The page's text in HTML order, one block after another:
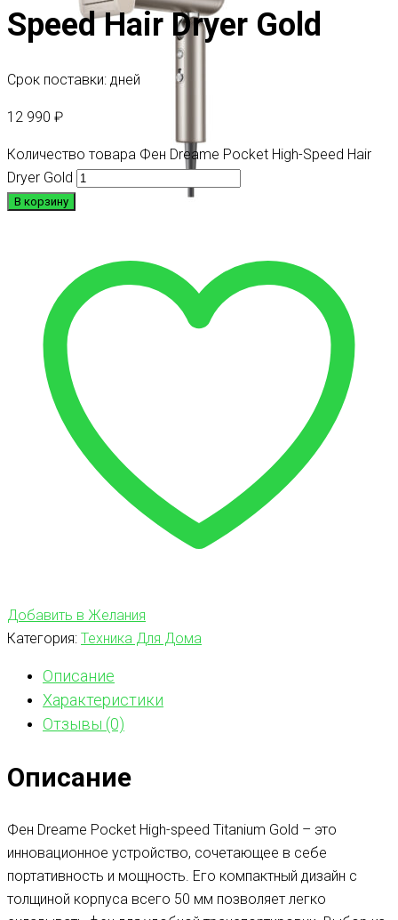
Speed Hair Dryer Gold
Срок поставки: дней
12 990 ₽
Количество товара Фен Dreame Pocket High-Speed Hair
Dryer Gold
В корзину
Добавить в Желания
Категория: Техника Для Дома
Описание
Характеристики
Отзывы (0)
Описание
Фен Dreame Pocket High-speed Titanium Gold – это
инновационное устройство, сочетающее в себе
портативность и мощность. Его компактный дизайн с
толщиной корпуса всего 50 мм позволяет легко